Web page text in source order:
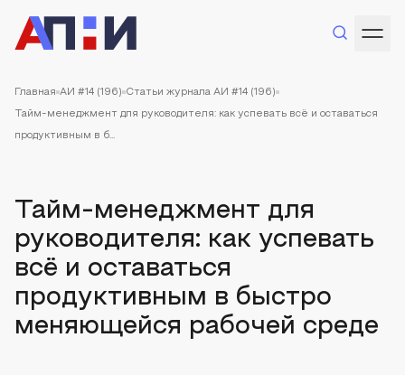
Главная АИ #14 (196) Статьи журнала АИ #14 (196)
Тайм-менеджмент для руководителя: как успевать всё и оставаться
продуктивным в б...
Тайм-менеджмент для
руководителя: как успевать
всё и оставаться
продуктивным в быстро
меняющейся рабочей среде